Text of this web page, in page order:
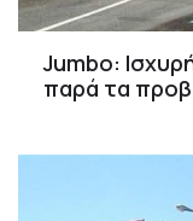
Jumbo:
παρά τα